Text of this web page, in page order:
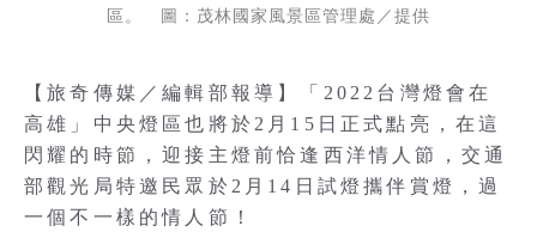
區。 圖：茂林國家風景區管理處／提供
【旅奇傳媒／編輯部報導】「2022台灣燈會在
高雄」中央燈區也將於2月15日正式點亮，在這
閃耀的時節，迎接主燈前恰逢西洋情人節，交通
部觀光局特邀民眾於2月14日試燈攜伴賞燈，過
一個不一樣的情人節！